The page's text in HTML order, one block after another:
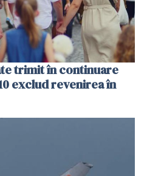
trimit în continuare
exclud revenirea în